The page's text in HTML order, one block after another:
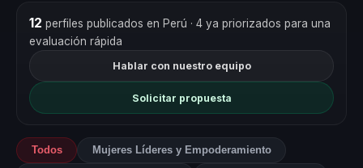
12 perfiles publicados en Perú · 4 ya priorizados para una
evaluación rápida
Hablar con nuestro equipo
Solicitar propuesta
Todos Mujeres Líderes y Empoderamiento